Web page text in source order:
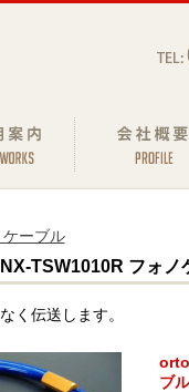
ケーブル
TSW1010R フォノ
く伝送します。
ブ